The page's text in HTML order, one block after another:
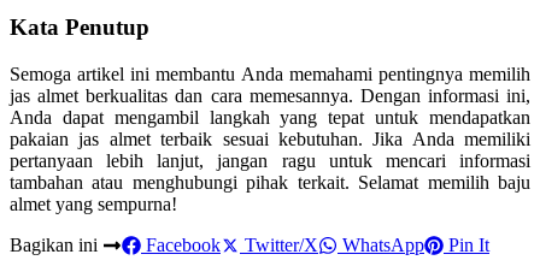
Kata Penutup
Semoga artikel ini membantu Anda memahami pentingnya memilih
jas almet berkualitas dan cara memesannya. Dengan informasi ini,
Anda dapat mengambil langkah yang tepat untuk mendapatkan
pakaian jas almet terbaik sesuai kebutuhan. Jika Anda memiliki
pertanyaan lebih lanjut, jangan ragu untuk mencari informasi
tambahan atau menghubungi pihak terkait. Selamat memilih baju
almet yang sempurna!
Bagikan ini
Facebook Twitter/X WhatsApp Pin It